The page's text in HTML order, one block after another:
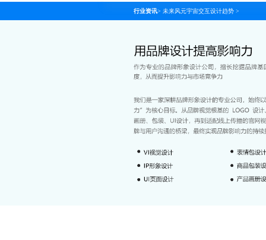
行业资讯> 未来风元宇宙交互设计趋势 >